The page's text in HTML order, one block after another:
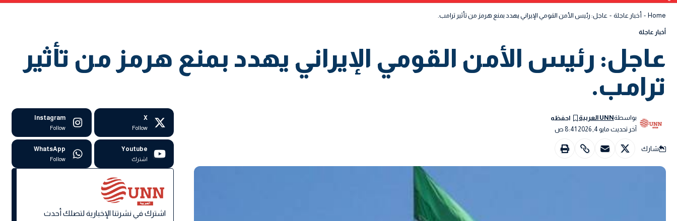
Home
- أخبار عاجلة - عاجل: رئيس الأمن القومي الإيراني يهدد بمنع هرمز من تأثير ترامب.
أخبار عاجلة
عاجل: رئيس الأمن القومي الإيراني يهدد بمنع هرمز من تأثير
ترامب.
آخر تحديث مايو 4, 2026 8:41 ص
بواسطةUNN العربية
شارك
X
Follow
Instagram
Follow
Youtube
اشترك
WhatsApp
Follow
اشترك في نشرتنا الإخبارية لتصلك أحدث